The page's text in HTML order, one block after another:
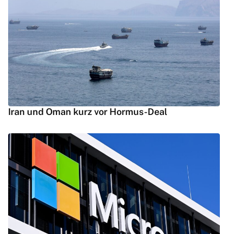
Iran und Oman kurz vor Hormus-Deal